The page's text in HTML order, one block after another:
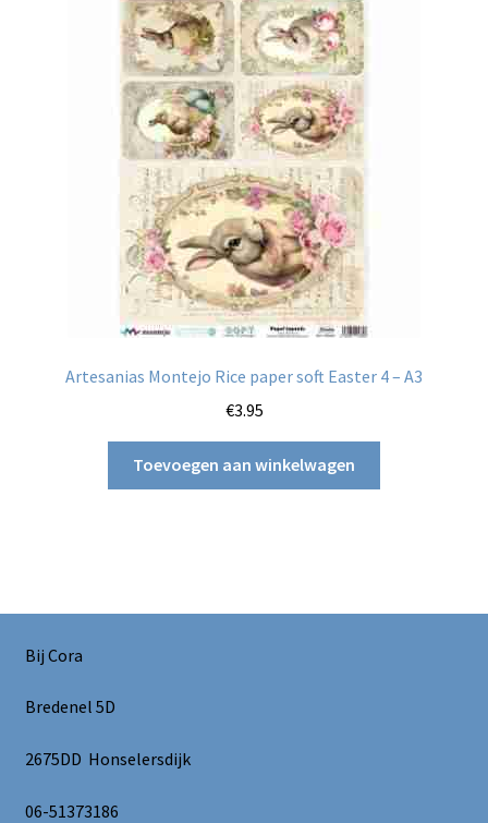
Deze
optie
kan
gekozen
worden
op
de
productpagina
Artesanias Montejo Rice paper soft Easter 4 – A3
€3.95
Toevoegen aan winkelwagen
Bij Cora
Bredenel 5D
2675DD Honselersdijk
06-51373186